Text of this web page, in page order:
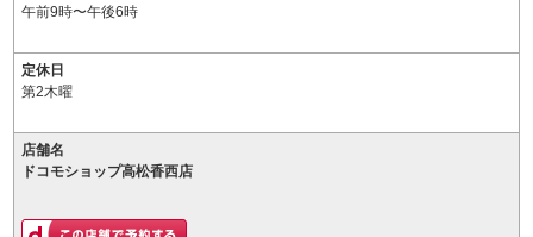
午前9時〜午後6時
定休日
第2木曜
店舗名
ドコモショップ高松香西店